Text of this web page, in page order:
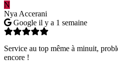
N
Nya Accerani
Google il y a 1 semaine
Service au top même à minuit,
encore !